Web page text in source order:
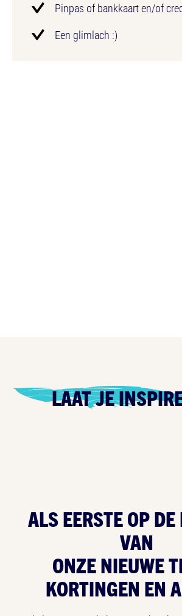
Pinpas of bankkaart en/of
Een glimlach :)
LAAT JE
ALS EERSTE OPDE
VAN
ONZE NIEUWE
KORTINGEN EN